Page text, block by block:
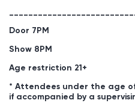
Door 7PM
Show 8PM
Age restriction 21+
* Attendees under the age
if accompanied by a